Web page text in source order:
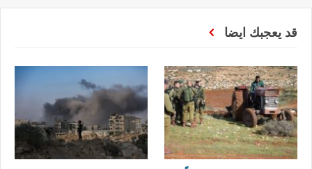
قد يعجبك ايضا